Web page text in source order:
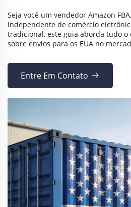
Seja você um vendedor Amazon
independente de comércio
tradicional, este guia aborda tudo o
sobre envios para os EUA no
Entre Em Contato